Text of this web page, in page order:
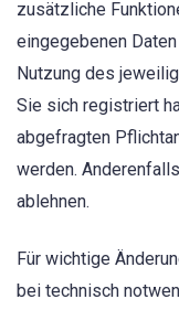
zusätzliche
eingegebenen
Nutzung des
Sie sich registriert
abgefragten
werden.
ablehnen.
Für wichtige
bei technisch